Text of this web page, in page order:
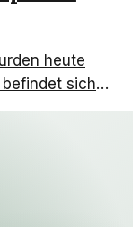
heute
sich
Zweifel an